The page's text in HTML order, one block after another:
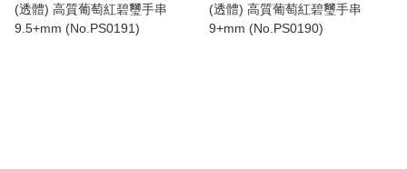
(透體) 高質葡萄紅碧璽手串
9.5+mm (No.PS0191)
(透體) 高質葡萄紅碧璽手串
9+mm (No.PS0190)